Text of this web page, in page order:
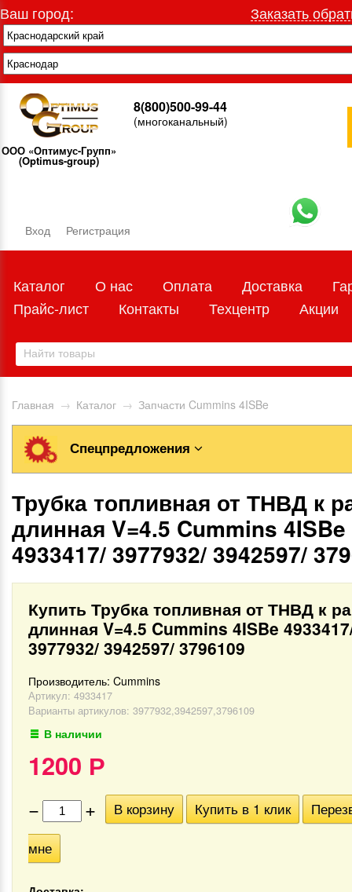
Ваш город: Заказать
ООО «Оптимус-Групп»
(Optimus-group)
8(800)500-99-44
(многоканальный)
Вход Регистрация
Каталог О нас Оплата Доставка
Прайс-лист
Контакты Техцентр Акции
Главная → Каталог → Запчасти Cummins 4ISBe
Спецпредложения
Трубка топливная от ТНВД к
длинная V=4.5 Cummins 4ISBe
4933417/ 3977932/ 3942597/
Купить Трубка топливная от ТНВД к
длинная V=4.5 Cummins 4ISBe
3977932/ 3942597/ 3796109
Производитель: Cummins
Артикул: 4933417
Варианты артикулов: 3977932,3942597,3796109
В наличии
1200 Р
−
+ В корзину Купить в 1 клик
мне